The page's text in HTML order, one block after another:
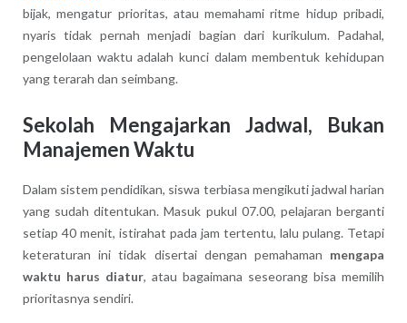
bijak, mengatur prioritas, atau memahami ritme hidup pribadi,
nyaris tidak pernah menjadi bagian dari kurikulum. Padahal,
pengelolaan waktu adalah kunci dalam membentuk kehidupan
yang terarah dan seimbang.
Sekolah Mengajarkan Jadwal, Bukan
Manajemen Waktu
Dalam sistem pendidikan, siswa terbiasa mengikuti jadwal harian
yang sudah ditentukan. Masuk pukul 07.00, pelajaran berganti
setiap 40 menit, istirahat pada jam tertentu, lalu pulang. Tetapi
keteraturan ini tidak disertai dengan pemahaman mengapa
waktu harus diatur, atau bagaimana seseorang bisa memilih
prioritasnya sendiri.